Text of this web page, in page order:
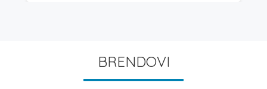
BRENDOVI